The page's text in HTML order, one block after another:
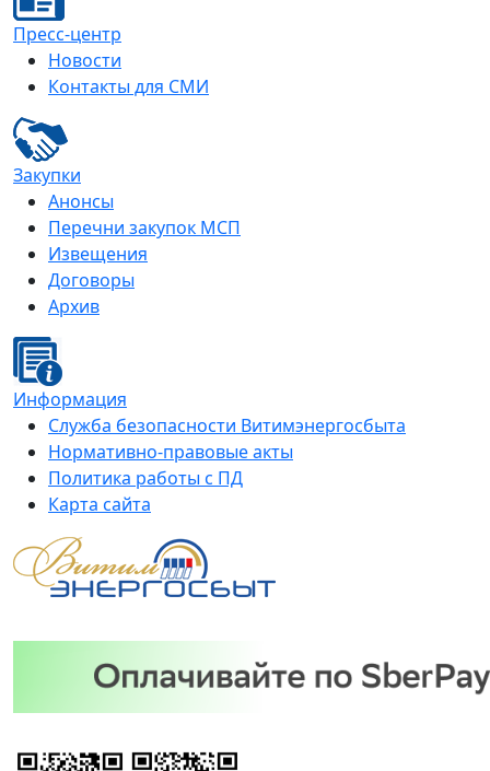
Пресс-центр
Новости
Контакты для СМИ
Закупки
Анонсы
Перечни закупок МСП
Извещения
Договоры
Архив
Информация
Служба безопасности Витимэнергосбыта
Нормативно-правовые акты
Политика работы с ПД
Карта сайта